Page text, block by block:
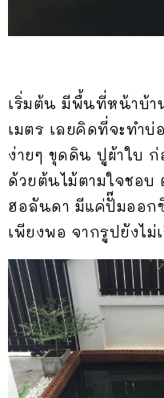
เริ่มต้น มีพื้นที่หน้าบ้า
เมตร เลยคิดที่จะทำ
ง่ายๆ ขุดดิน ปูผ้าใบ
ด้วยต้นไม้ตามใจชอบ
ฮอลันดา มีแค่ปั๊มออก
เพียงพอ จากรูปยังไม่